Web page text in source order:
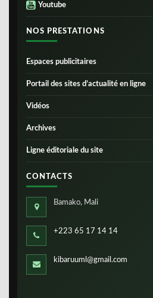
Youtube
NOS PRESTATIONS
Espaces publicitaires
Portail des sites d’actualité en ligne
Vidéos
Archives
Ligne éditoriale du site
CONTACTS
Bamako, Mali
+223 65 17 14 14
kibaruuml@gmail.com